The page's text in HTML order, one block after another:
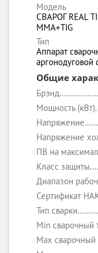
Модель
СВАРОГ REAL
MMA+TIG
Тип
Аппарат
аргонодуговой
Общие
Брэнд
Мощность (кВт)
Напряжение
Напряжение
ПВ на
Класс защиты
Диапазон
Сертификат
Тип сварки
Min сварочный
Max сварочный